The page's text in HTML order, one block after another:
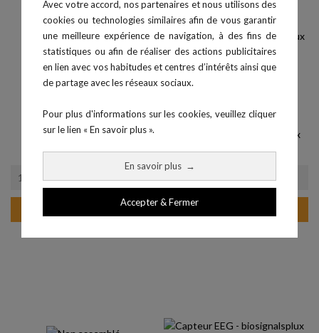
Avec votre accord, nos partenaires et nous utilisons des
cookies ou technologies similaires afin de vous garantir
une meilleure expérience de navigation, à des fins de
statistiques ou afin de réaliser des actions publicitaires
en lien avec vos habitudes et centres d’intérêts ainsi que
de partage avec les réseaux sociaux.
Pour plus d'informations sur les cookies, veuillez cliquer
sur le lien « En savoir plus ».
En savoir plus →
Accepter & Fermer
Capteur ECG - BITalino
Prix
0,00 €
Ajouter au panier
Capteur EDA - biosignalsplux
Prix
168,00 €
Ajouter au panier